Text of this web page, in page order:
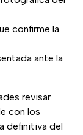
confirme la
ante la
revisar
con los
definitiva del